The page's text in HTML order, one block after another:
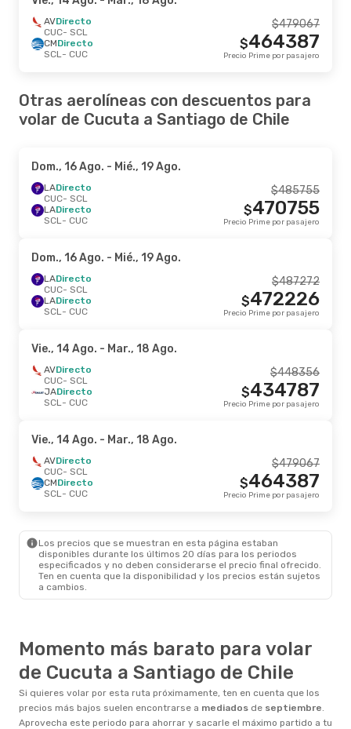
AVDirecto
CUC- SCL
CMDirecto
SCL- CUC
479067
$
464387
$
Precio Prime por pasajero
Otras aerolíneas con descuentos para
volar de Cucuta a Santiago de Chile
Dom., 16 Ago. - Mié., 19 Ago.
LADirecto
CUC- SCL
LADirecto
SCL- CUC
485755
$
470755
$
Precio Prime por pasajero
Dom., 16 Ago. - Mié., 19 Ago.
LADirecto
CUC- SCL
LADirecto
SCL- CUC
487272
$
472226
$
Precio Prime por pasajero
Vie., 14 Ago. - Mar., 18 Ago.
AVDirecto
CUC- SCL
JADirecto
SCL- CUC
448356
$
434787
$
Precio Prime por pasajero
Vie., 14 Ago. - Mar., 18 Ago.
AVDirecto
CUC- SCL
CMDirecto
SCL- CUC
479067
$
464387
$
Precio Prime por pasajero
Los precios que se muestran en esta página estaban
disponibles durante los últimos 20 días para los periodos
especificados y no deben considerarse el precio final ofrecido.
Ten en cuenta que la disponibilidad y los precios están sujetos
a cambios.
Momento más barato para volar
de Cucuta a Santiago de Chile
Si quieres volar por esta ruta próximamente, ten en cuenta que los
precios más bajos suelen encontrarse a mediados de septiembre.
Aprovecha este periodo para ahorrar y sacarle el máximo partido a tu